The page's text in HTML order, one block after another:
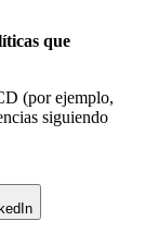
que
(por ejemplo,
siguiendo